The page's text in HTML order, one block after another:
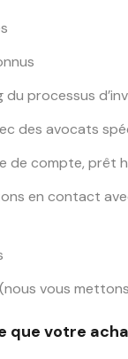
processus
des avocats
de compte, prêt
en contact
vous
que votre